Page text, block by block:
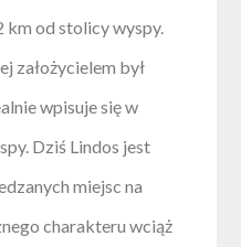
km od stolicy wyspy.
założycielem był
wpisuje się w
Dziś Lindos jest
miejsc na
charakteru wciąż